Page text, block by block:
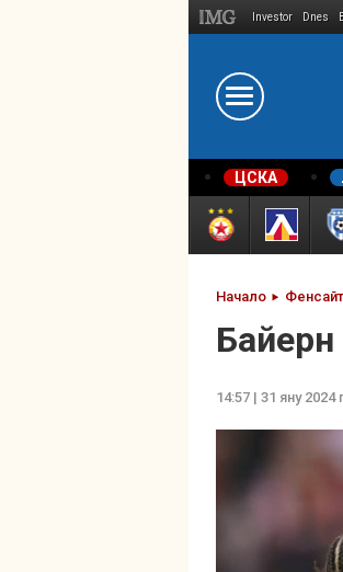
Investor Dnes
ЦСКА
Начало
14:57 | 31 яну 2024